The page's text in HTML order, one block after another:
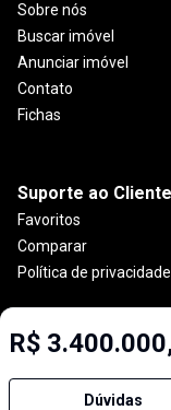
R$
Dúvidas
Sobre nós
Buscar imóvel
Anunciar imóvel
Contato
Fichas
Suporte ao Cliente
Favoritos
Comparar
Política de privacidade